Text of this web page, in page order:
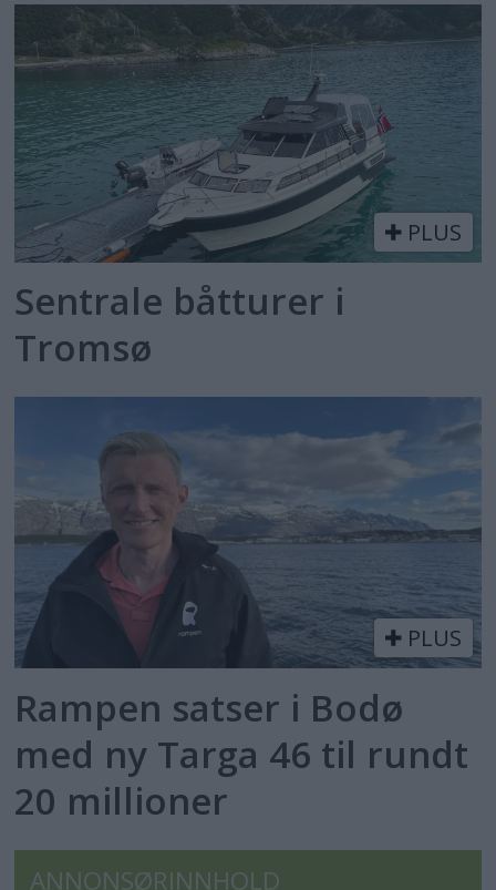
PLUS
Sentrale båtturer i
Tromsø
PLUS
Rampen satser i Bodø
med ny Targa 46 til rundt
20 millioner
ANNONSØRINNHOLD